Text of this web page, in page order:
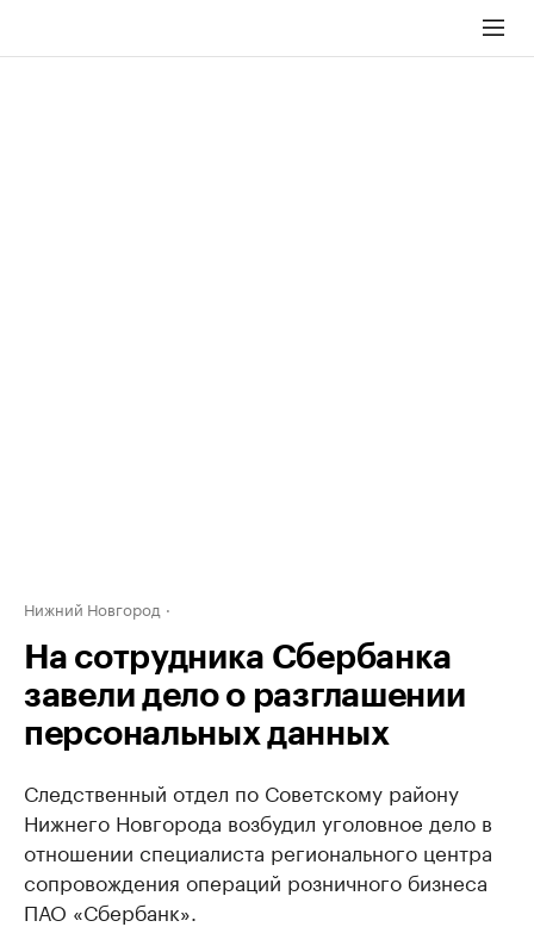
Нижний Новгород
На сотрудника Сбербанка
завели дело о разглашении
персональных данных
Следственный отдел по Советскому району
Нижнего Новгорода возбудил уголовное дело в
отношении специалиста регионального центра
сопровождения операций розничного бизнеса
ПАО «Сбербанк».